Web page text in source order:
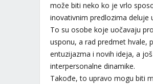
može biti neko ko je vrlo
inovativnim predlozima deluje
To su osobe koje uočavaju
usponu, a rad predmet hvale,
entuzijazma i novih ideja, a
interpersonalne dinamike.
Takođe, to upravo mogu biti